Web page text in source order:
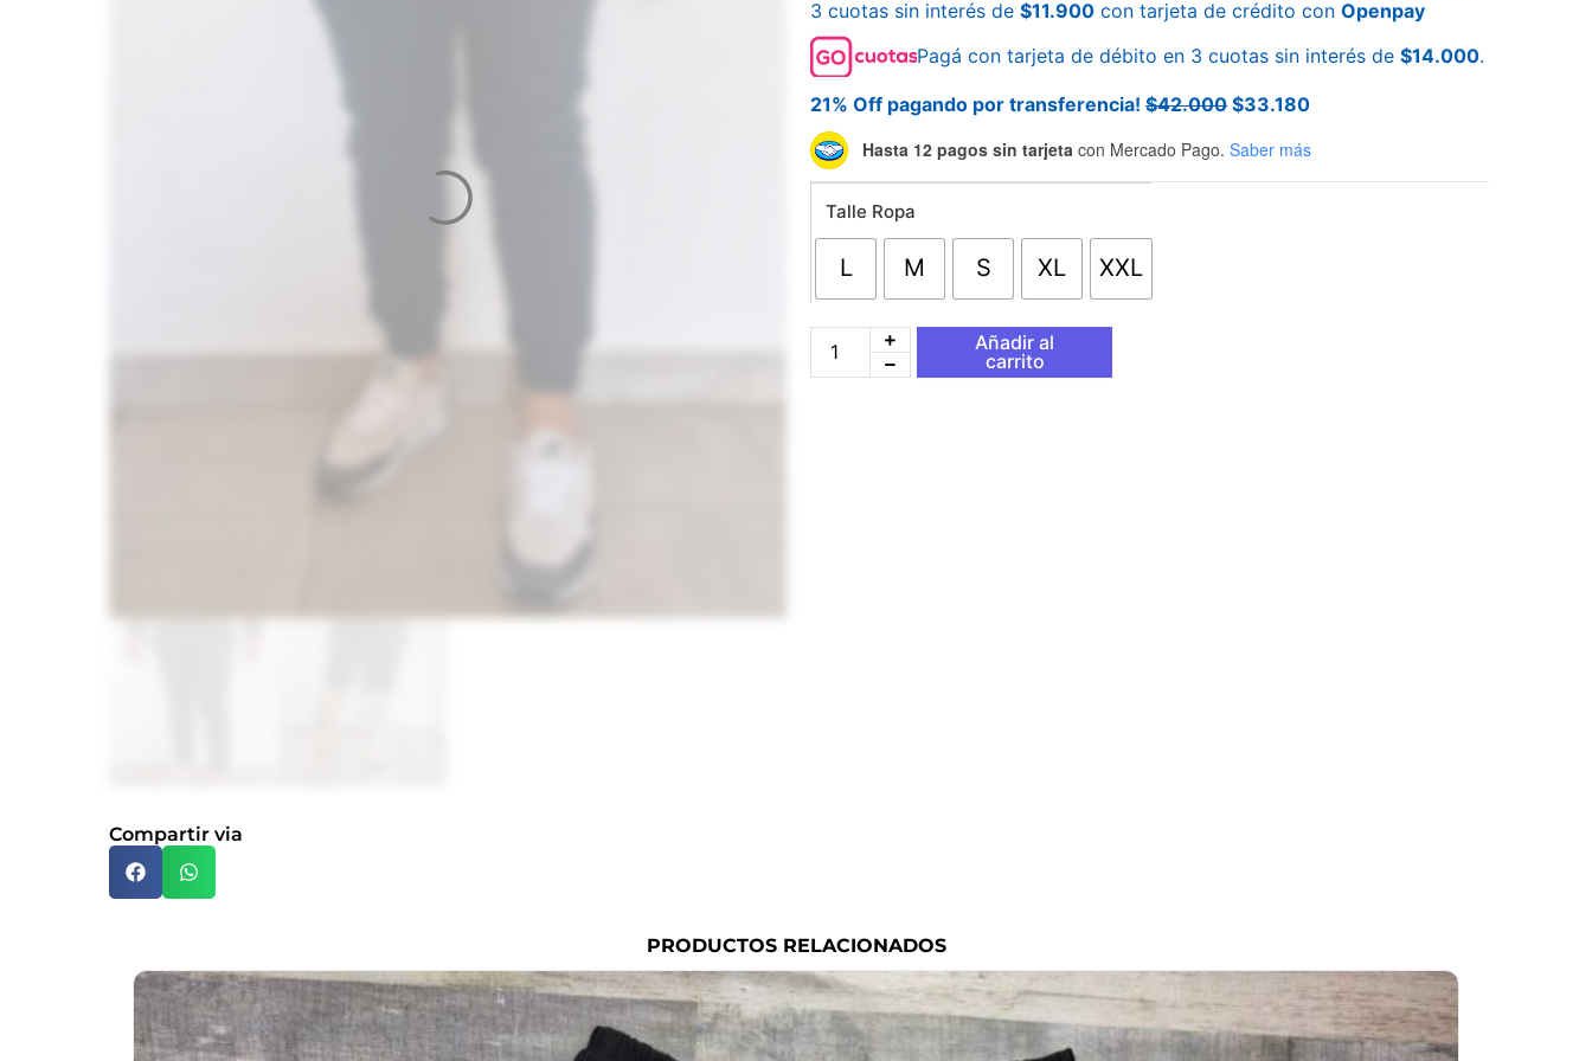
Compartir via
3 cuotas sin interés de$11.900 con tarjeta de crédito conOpenpay
Pagá con tarjeta de débito en 3 cuotas sin interés de$14.000.
21% Off pagando por transferencia!$42.000 $33.180
Hasta 12 pagos sin tarjeta con Mercado Pago. Saber más
Talle Ropa
L M S XL XXL
Pantalon
Nike
Negro
Y
Marron
cantidad
Añadir al
carrito
PRODUCTOS RELACIONADOS